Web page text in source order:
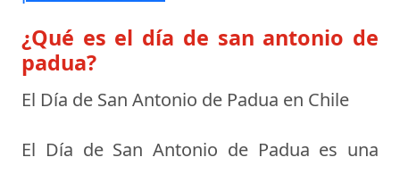
¿Qué es el día de san antonio de
padua?
El Día de San Antonio de Padua en Chile
El Día de San Antonio de Padua es una